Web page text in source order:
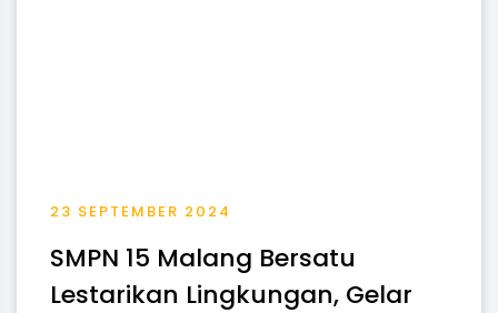
23 SEPTEMBER 2024
SMPN 15 Malang Bersatu
Lestarikan Lingkungan, Gelar